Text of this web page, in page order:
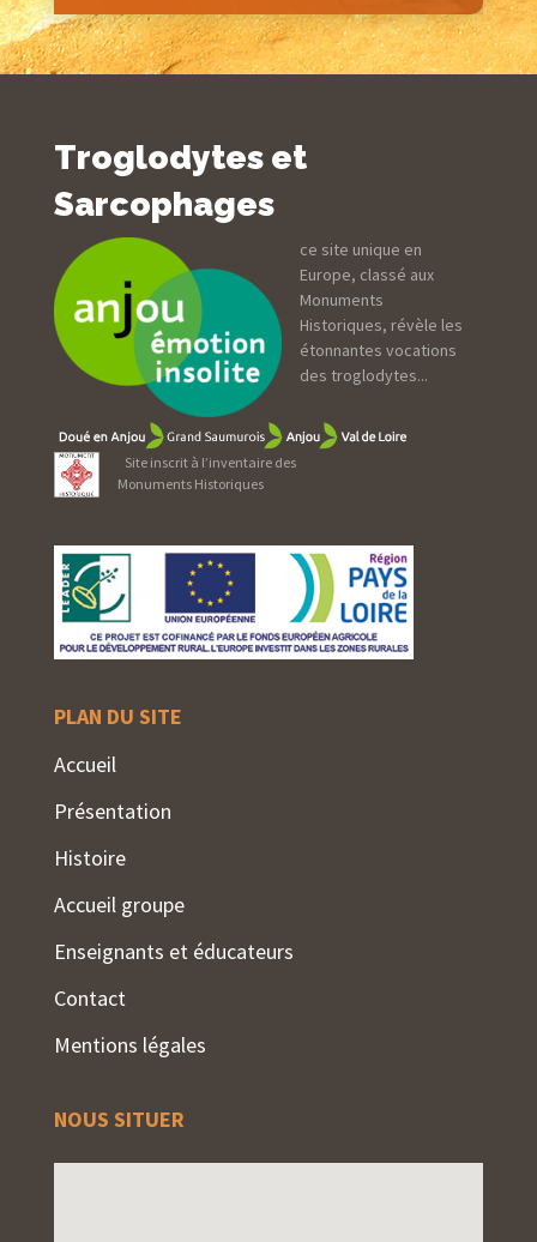
Troglodytes et
Sarcophages
ce site unique en
Europe, classé aux
Monuments
Historiques, révèle les
étonnantes vocations
des troglodytes...
Site inscrit à l’inventaire des
Monuments Historiques
PLAN DU SITE
Accueil
Présentation
Histoire
Accueil groupe
Enseignants et éducateurs
Contact
Mentions légales
NOUS SITUER